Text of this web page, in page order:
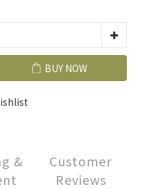
BUY NOW
&
Customer
Reviews